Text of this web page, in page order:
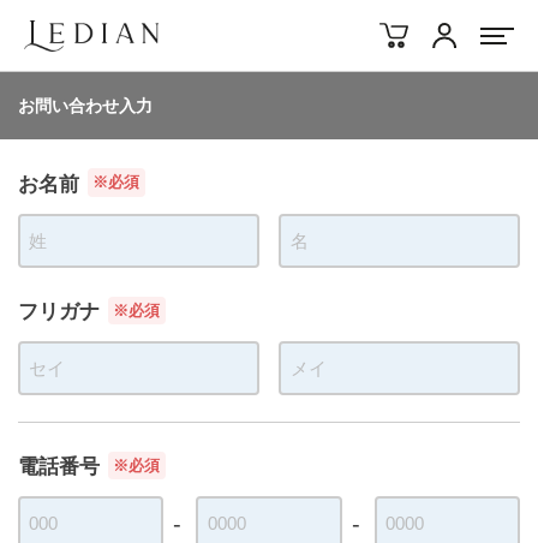
アカウン
お問い合わせ入力
お名前 ※必須
フリガナ ※必須
電話番号 ※必須